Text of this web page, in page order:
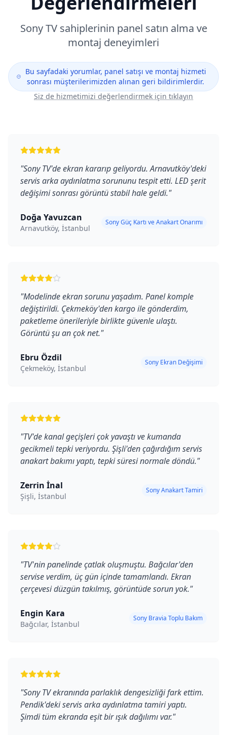
SonyTV sahiplerinin panel satın alma ve
montaj deneyimleri
Bu sayfadaki yorumlar, panel satışı ve montaj hizmeti
sonrası müşterilerimizden alınan geri bildirimlerdir.
Siz de hizmetimizi değerlendirmek için tıklayın
"Sony TV'de ekran kararıp geliyordu. Arnavutköy'deki
servis arka aydınlatma sorununu tespit etti. LED şerit
değişimi sonrası görüntü stabil hale geldi."
Doğa Yavuzcan
Arnavutköy, İstanbul
Sony Güç Kartı ve Anakart Onarımı
"Modelinde ekran sorunu yaşadım. Panel komple
değiştirildi. Çekmeköy'den kargo ile gönderdim,
paketleme önerileriyle birlikte güvenle ulaştı.
Görüntü şu an çok net."
Ebru Özdil
Çekmeköy, İstanbul
Sony Ekran Değişimi
"TV'de kanal geçişleri çok yavaştı ve kumanda
gecikmeli tepki veriyordu. Şişli'den çağırdığım servis
anakart bakımı yaptı, tepki süresi normale döndü."
Zerrin İnal
Şişli, İstanbul
Sony Anakart Tamiri
"TV'nin panelinde çatlak oluşmuştu. Bağcılar'den
servise verdim, üç gün içinde tamamlandı. Ekran
çerçevesi düzgün takılmış, görüntüde sorun yok."
Engin Kara
Bağcılar, İstanbul
Sony Bravia Toplu Bakım
"Sony TV ekranında parlaklık dengesizliği fark ettim.
Pendik'deki servis arka aydınlatma tamiri yaptı.
Şimdi tüm ekranda eşit bir ışık dağılımı var."